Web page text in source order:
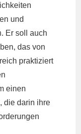
und
Er soll auch
das von
praktiziert
einen
die darin ihre